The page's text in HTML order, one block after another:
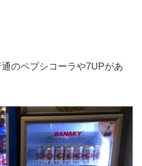
のペプシコーラや7UPがあ